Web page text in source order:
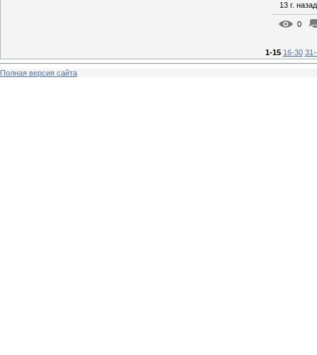
13 г. назад
0
1-15 16-30
Полная версия сайта